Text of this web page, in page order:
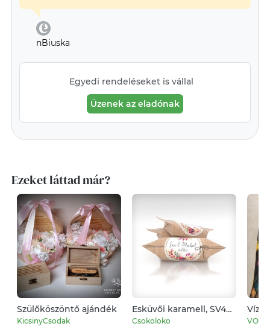
nBiuska
Egyedi rendeléseket is vállal
Üzenek az eladónak
Ezeket láttad már?
Szülőköszöntő ajándék
KicsinyCsodak
Esküvői karamell, SV49
minta (1 kg)
Csokoloko